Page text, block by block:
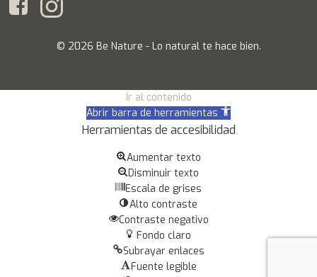
© 2026 Be Nature - Lo natural te hace bien.
Ir al contenido
Abrir barra de herramientas
Herramientas de accesibilidad
Aumentar texto
Disminuir texto
Escala de grises
Alto contraste
Contraste negativo
Fondo claro
Subrayar enlaces
Fuente legible